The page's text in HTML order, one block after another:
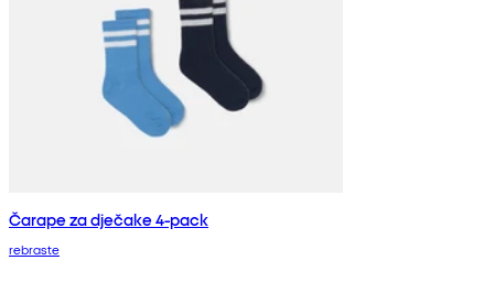
Čarape za dječake 4-pack
rebraste